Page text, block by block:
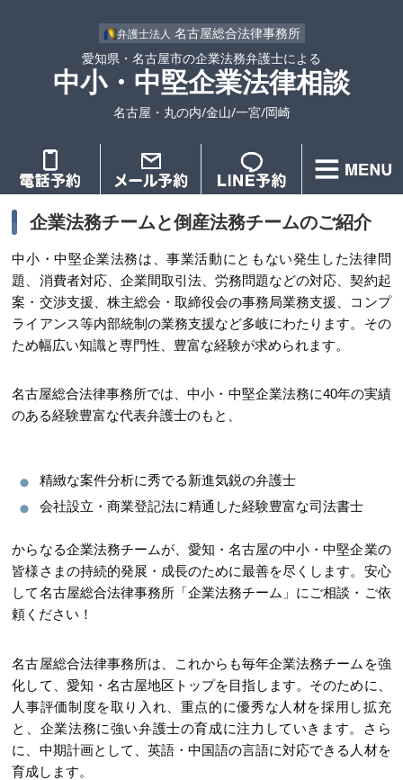
弁護士法人 名古屋総合法律事務所
愛知県・名古屋市の企業法務弁護士による
中小・中堅企業法律相談
名古屋・丸の内/金山/一宮/岡崎
企業法務チームと倒産法務チームのご紹介
中小・中堅企業法務は、事業活動にともない発生した法律問
題、消費者対応、企業間取引法、労務問題などの対応、契約起
案・交渉支援、株主総会・取締役会の事務局業務支援、コンプ
ライアンス等内部統制の業務支援など多岐にわたります。その
ため幅広い知識と専門性、豊富な経験が求められます。
名古屋総合法律事務所では、中小・中堅企業法務に40年の実績
のある経験豊富な代表弁護士のもと、
精緻な案件分析に秀でる新進気鋭の弁護士
会社設立・商業登記法に精通した経験豊富な司法書士
からなる企業法務チームが、愛知・名古屋の中小・中堅企業の
皆様さまの持続的発展・成長のために最善を尽くします。安心
して名古屋総合法律事務所「企業法務チーム」にご相談・ご依
頼ください！
名古屋総合法律事務所は、これからも毎年企業法務チームを強
化して、愛知・名古屋地区トップを目指します。そのために、
人事評価制度を取り入れ、重点的に優秀な人材を採用し拡充
と、企業法務に強い弁護士の育成に注力していきます。さら
に、中期計画として、英語・中国語の言語に対応できる人材を
育成します。